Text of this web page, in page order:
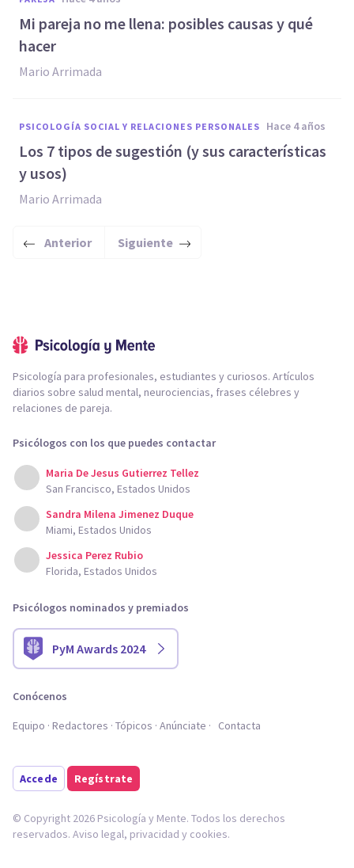
Mi pareja no me llena: posibles causas y qué
hacer
Mario Arrimada
PSICOLOGÍA SOCIAL Y RELACIONES PERSONALES hace 4 años
Los 7 tipos de sugestión (y sus características
y usos)
Mario Arrimada
Anterior Siguiente
Psicología para profesionales, estudiantes y curiosos. Artículos
diarios sobre salud mental, neurociencias, frases célebres y
relaciones de pareja.
Psicólogos con los que puedes contactar
Maria De Jesus Gutierrez Tellez
San Francisco, Estados Unidos
Sandra Milena Jimenez Duque
Miami, Estados Unidos
Jessica Perez Rubio
Florida, Estados Unidos
Psicólogos nominados y premiados
PyM Awards 2024
Conócenos
Equipo Redactores Tópicos Anúnciate Contacta
Accede Regístrate
© Copyright 2026 Psicología y Mente. Todos los derechos
reservados. Aviso legal, privacidad y cookies.